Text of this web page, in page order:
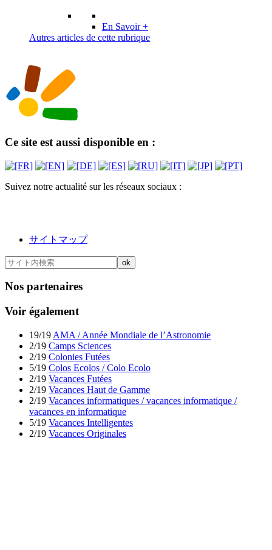
En Savoir +
Autres articles de cette rubrique
Ce site est aussi disponible en :
Suivez notre actualité sur les réseaux sociaux :
サイトマップ
Nos partenaires
Voir également
19/19 AMA / Année Mondiale de l’Astronomie
2/19 Camps Sciences
2/19 Colonies Futées
5/19 Colos Ecolos / Colo Ecolo
2/19 Vacances Futées
2/19 Vacances Haut de Gamme
2/19 Vacances informatiques / vacances informatique /
vacances en informatique
5/19 Vacances Intelligentes
2/19 Vacances Originales